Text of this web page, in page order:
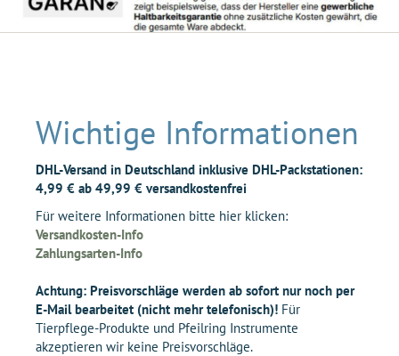
Wichtige Informationen
DHL-Versand in Deutschland inklusive DHL-Packstationen:
4,99 € ab 49,99 € versandkostenfrei
Für weitere Informationen bitte hier klicken:
Versandkosten-Info
Zahlungsarten-Info
Achtung: Preisvorschläge werden ab sofort nur noch per
E-Mail bearbeitet (nicht mehr telefonisch)! Für
Tierpflege-Produkte und Pfeilring Instrumente
akzeptieren wir keine Preisvorschläge.